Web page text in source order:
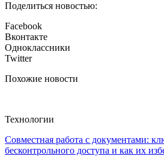
Поделиться новостью:
Facebook
Вконтакте
Одноклассники
Twitter
Похожие новости
Технологии
Совместная работа с документами:
бесконтрольного доступа и как их